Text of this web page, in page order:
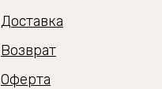
Доставка
Возврат
Оферта